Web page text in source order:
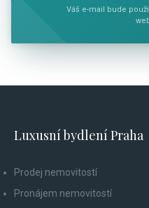
Váš e-mail bude
Luxusní bydlení Praha
Prodej nemovitostí
Pronájem nemovitostí